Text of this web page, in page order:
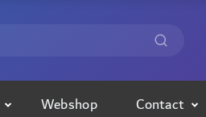
Webshop Contact